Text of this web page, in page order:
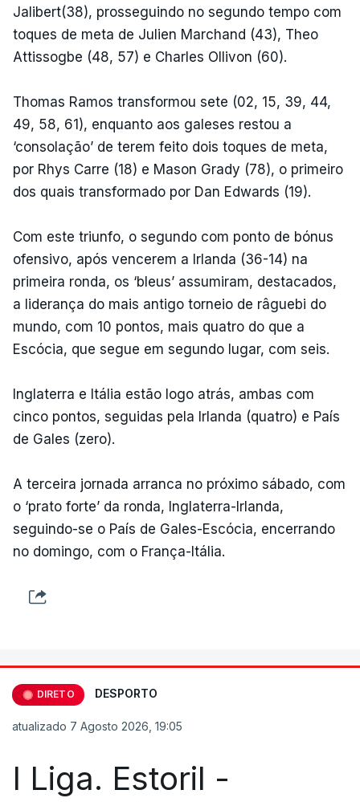
Jalibert(38), prosseguindo no segundo tempo com
toques de meta de Julien Marchand (43), Theo
Attissogbe (48, 57) e Charles Ollivon (60).
Thomas Ramos transformou sete (02, 15, 39, 44,
49, 58, 61), enquanto aos galeses restou a
‘consolação’ de terem feito dois toques de meta,
por Rhys Carre (18) e Mason Grady (78), o primeiro
dos quais transformado por Dan Edwards (19).
Com este triunfo, o segundo com ponto de bónus
ofensivo, após vencerem a Irlanda (36-14) na
primeira ronda, os ‘bleus’ assumiram, destacados,
a liderança do mais antigo torneio de râguebi do
mundo, com 10 pontos, mais quatro do que a
Escócia, que segue em segundo lugar, com seis.
Inglaterra e Itália estão logo atrás, ambas com
cinco pontos, seguidas pela Irlanda (quatro) e País
de Gales (zero).
A terceira jornada arranca no próximo sábado, com
o ‘prato forte’ da ronda, Inglaterra-Irlanda,
seguindo-se o País de Gales-Escócia, encerrando
no domingo, com o França-Itália.
DIRETO DESPORTO
atualizado 7 Agosto 2026, 19:05
I Liga. Estoril -